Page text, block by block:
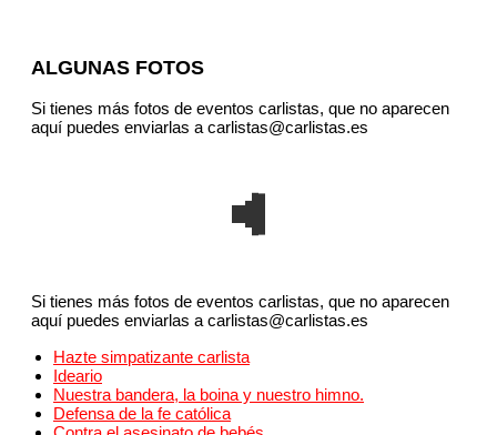
ALGUNAS FOTOS
Si tienes más fotos de eventos carlistas, que no aparecen
aquí puedes enviarlas a carlistas@carlistas.es
Si tienes más fotos de eventos carlistas, que no aparecen
aquí puedes enviarlas a carlistas@carlistas.es
Hazte simpatizante carlista
Ideario
Nuestra bandera, la boina y nuestro himno.
Defensa de la fe católica